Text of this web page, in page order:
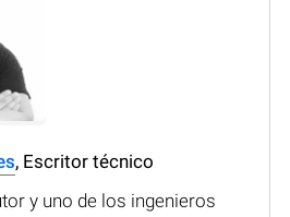
, Escritor técnico
y uno de los ingenieros